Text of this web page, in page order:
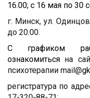
16.00; с 16 мая по 30
г. Минск, ул.
до 20.00.
С графиком
ознакомиться на
психотерапии mail@
регистратура по